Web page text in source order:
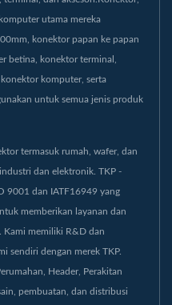
utama mereka
konektor papan ke papan
betina, konektor terminal,
komputer, serta
untuk semua jenis produk
termasuk rumah, wafer, dan
dan elektronik. TKP -
9001 dan IATF16949 yang
memberikan layanan dan
Kami memiliki R&D dan
sendiri dengan merek TKP.
Header, Perakitan
pembuatan, dan distribusi